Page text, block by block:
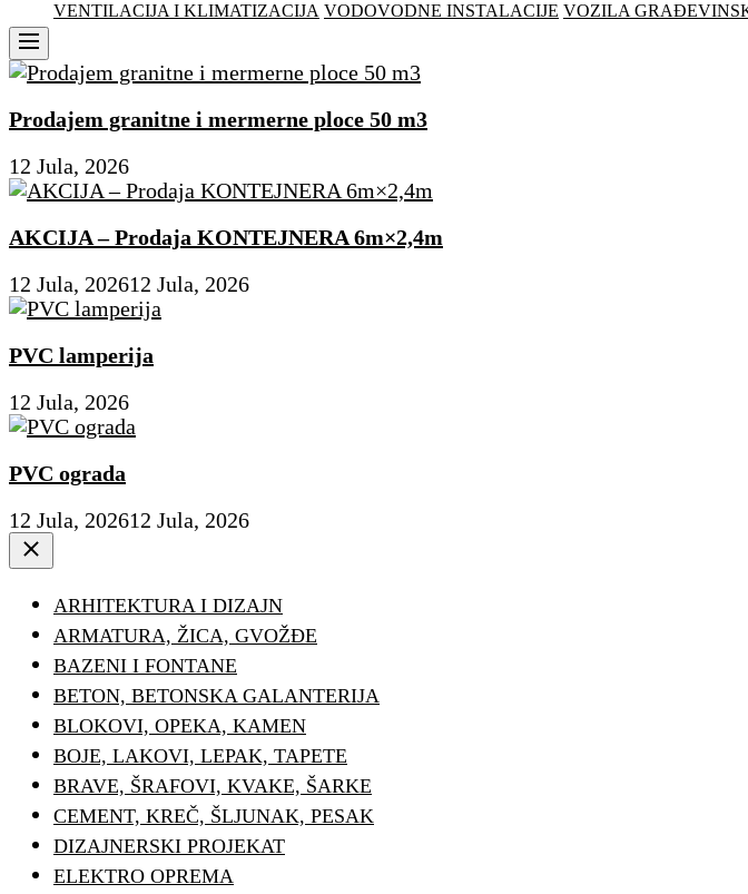
VENTILACIJA I KLIMATIZACIJA VODOVODNE INSTALACIJE VOZILA
Menu
Prodajem granitne i mermerne ploce 50 m3
12 Jula, 2026
AKCIJA – Prodaja KONTEJNERA 6m×2,4m
12 Jula, 202612 Jula, 2026
PVC lamperija
12 Jula, 2026
PVC ograda
12 Jula, 202612 Jula, 2026
Close
ARHITEKTURA I DIZAJN
ARMATURA, ŽICA, GVOŽĐE
BAZENI I FONTANE
BETON, BETONSKA GALANTERIJA
BLOKOVI, OPEKA, KAMEN
BOJE, LAKOVI, LEPAK, TAPETE
BRAVE, ŠRAFOVI, KVAKE, ŠARKE
CEMENT, KREČ, ŠLJUNAK, PESAK
DIZAJNERSKI PROJEKAT
ELEKTRO OPREMA